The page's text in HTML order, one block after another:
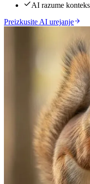
AI razume
Preizkusite AI urejanje